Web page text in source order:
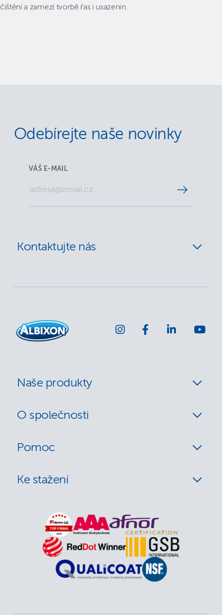
čištění a zamezí tvorbě řas i usazenin.
Odebírejte naše novinky
VÁŠ E-MAIL
Kontaktujte nás
Naše produkty
O společnosti
Pomoc
Ke stažení